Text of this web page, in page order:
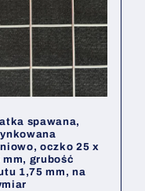
spawana,
oczko 25 x
mm, grubość
1,75 mm, na